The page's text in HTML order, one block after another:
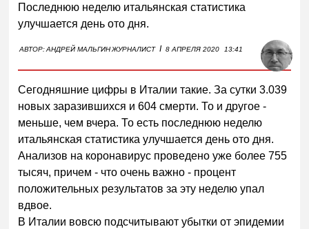
Последнюю неделю итальянская статистика
улучшается день ото дня.
АВТОР:АНДРЕЙ МАЛЬГИНЖУРНАЛИСТ I 8 АПРЕЛЯ 2020 13:41
Сегодняшние цифры в Италии такие. За сутки 3.039
новых заразившихся и 604 смерти. То и другое -
меньше, чем вчера. То есть последнюю неделю
итальянская статистика улучшается день ото дня.
Анализов на коронавирус проведено уже более 755
тысяч, причем - что очень важно - процент
положительных результатов за эту неделю упал
вдвое.
В Италии вовсю подсчитывают убытки от эпидемии